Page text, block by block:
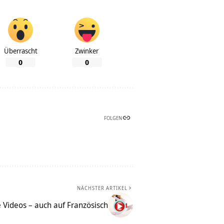
Überrascht
0
Zwinker
0
FOLGEN
NÄCHSTER ARTIKEL
Videos – auch auf Französisch